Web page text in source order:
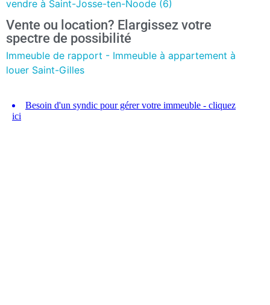
vendre à Saint-Josse-ten-Noode (6)
Vente ou location? Elargissez votre
spectre de possibilité
Immeuble de rapport - Immeuble à appartement à
louer Saint-Gilles